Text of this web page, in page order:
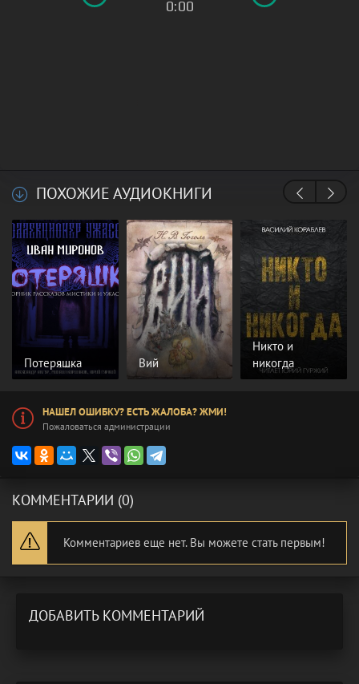
0:00
ПОХОЖИЕ АУДИОКНИГИ
Потеряшка Вий
Никто и
никогда
НАШЕЛ ОШИБКУ? ЕСТЬ ЖАЛОБА? ЖМИ!
Пожаловаться администрации
КОММЕНТАРИИ (0)
Комментариев еще нет. Вы можете стать первым!
ДОБАВИТЬ КОММЕНТАРИЙ